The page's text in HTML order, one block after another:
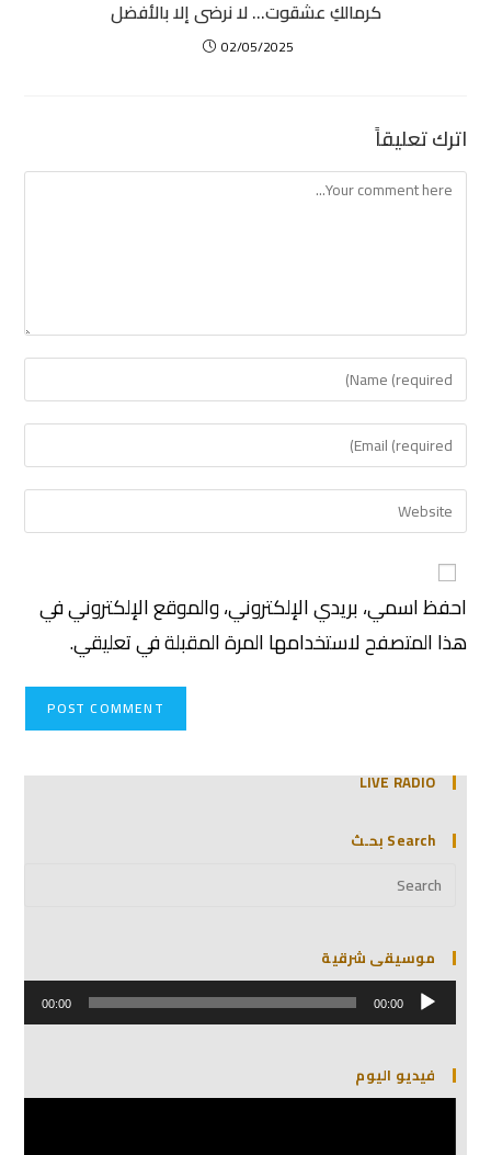
كرمالكِ عشقوت… لا نرضى إلا بالأفضل
02/05/2025
اترك تعليقاً
احفظ اسمي، بريدي الإلكتروني، والموقع الإلكتروني في
هذا المتصفح لاستخدامها المرة المقبلة في تعليقي.
LIVE RADIO
Search بحـث
موسيقى شرقية
مشغل
الصوت 00:00
00:00
فيديو اليوم
مشغل